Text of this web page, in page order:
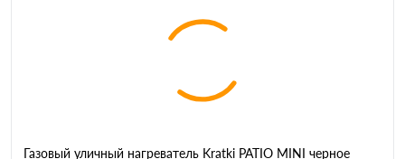
Газовый уличный нагреватель Kratki PATIO MINI черное